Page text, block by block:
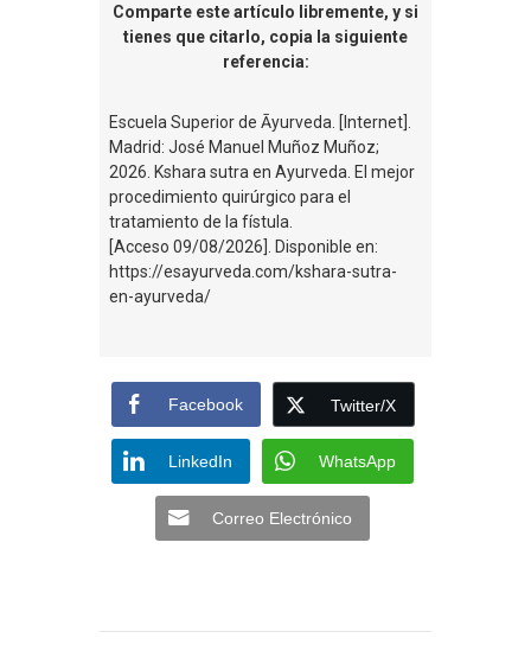
Comparte este artículo libremente, y si
tienes que citarlo, copia la siguiente
referencia:
Escuela Superior de Āyurveda. [Internet].
Madrid: José Manuel Muñoz Muñoz;
2026. Kshara sutra en Ayurveda. El mejor
procedimiento quirúrgico para el
tratamiento de la fístula.
[Acceso 09/08/2026]. Disponible en:
https://esayurveda.com/kshara-sutra-
en-ayurveda/
Facebook Twitter/X
LinkedIn WhatsApp
Correo Electrónico